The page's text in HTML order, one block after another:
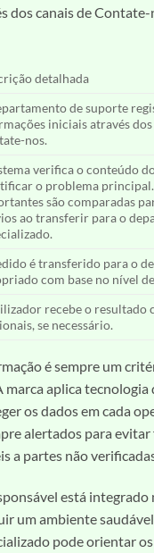
dos canais de Contate-
detalhada
de suporte
iniciais através dos
nos.
verifica o conteúdo
o problema
são comparadas
ao transferir para o
é transferido para o
com base no nível
recebe o resultado
se necessário.
é sempre um
marca aplica
os dados em cada
alertados para
a partes não
está integrado
um ambiente
pode orientar